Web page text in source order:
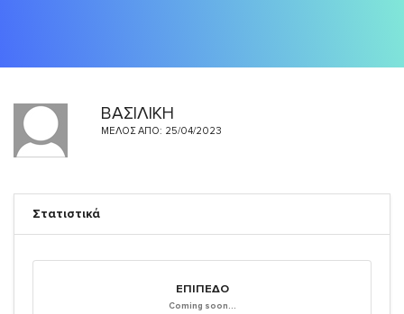
ΒΑΣΙΛΙΚΗ
ΜΈΛΟΣ ΑΠΌ: 25/04/2023
Στατιστικά
ΕΠΊΠΕΔΟ
Coming soon...